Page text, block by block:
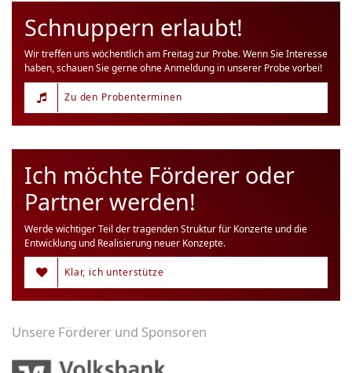
Schnuppern erlaubt!
Wir treffen uns wöchentlich am Freitag zur Probe. Wenn Sie Interesse
haben, schauen Sie gerne ohne Anmeldung in unserer Probe vorbei!
Zu den Probenterminen
Ich möchte Förderer oder
Partner werden!
Werde wichtiger Teil der tragenden Struktur für Konzerte und die
Entwicklung und Realisierung neuer Konzepte.
Klar, ich unterstütze
Unsere Förderer und Sponsoren